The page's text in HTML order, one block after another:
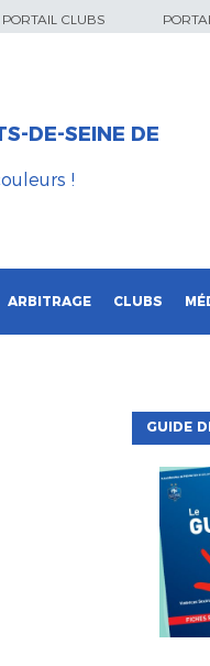
PORTAIL CLUBS
DE-SEINE DE
!
ARBITRAGE CLUBS
GUIDE